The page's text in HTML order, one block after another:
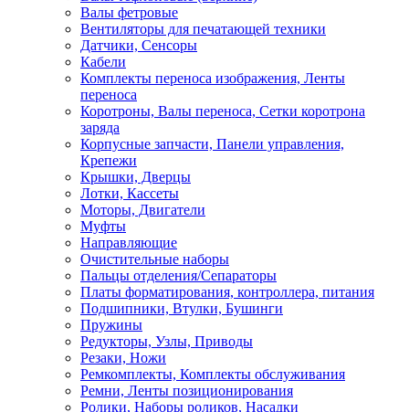
Валы фетровые
Вентиляторы для печатающей техники
Датчики, Сенсоры
Кабели
Комплекты переноса изображения, Ленты
переноса
Коротроны, Валы переноса, Сетки коротрона
заряда
Корпусные запчасти, Панели управления,
Крепежи
Крышки, Дверцы
Лотки, Кассеты
Моторы, Двигатели
Муфты
Направляющие
Очистительные наборы
Пальцы отделения/Сепараторы
Платы форматирования, контроллера, питания
Подшипники, Втулки, Бушинги
Пружины
Редукторы, Узлы, Приводы
Резаки, Ножи
Ремкомплекты, Комплекты обслуживания
Ремни, Ленты позиционирования
Ролики, Наборы роликов, Насадки